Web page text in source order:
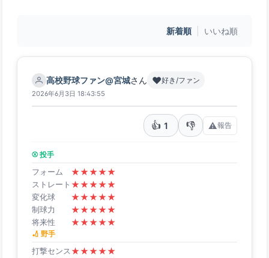
新着順 いいね順
高校野球ファン@宮城さん ❤️好き/ファン
2026年6月3日 18:43:55
👍 1 👎 ⚠️報告
⚾ 投手
フォーム
★★★★★
ストレート ★★★★★
変化球 ★★★★★
制球力 ★★★★★
将来性 ★★★★★
🏏 野手
打撃センス ★★★★★